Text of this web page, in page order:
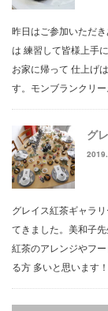
昨日はご参加いただ
は 練習して皆様上手
お家に帰って 仕上げ
す。モンブランクリ
グ
グレイス紅茶ギャラ
てきました。美和子
紅茶のアレンジやフ
る方 多いと思います